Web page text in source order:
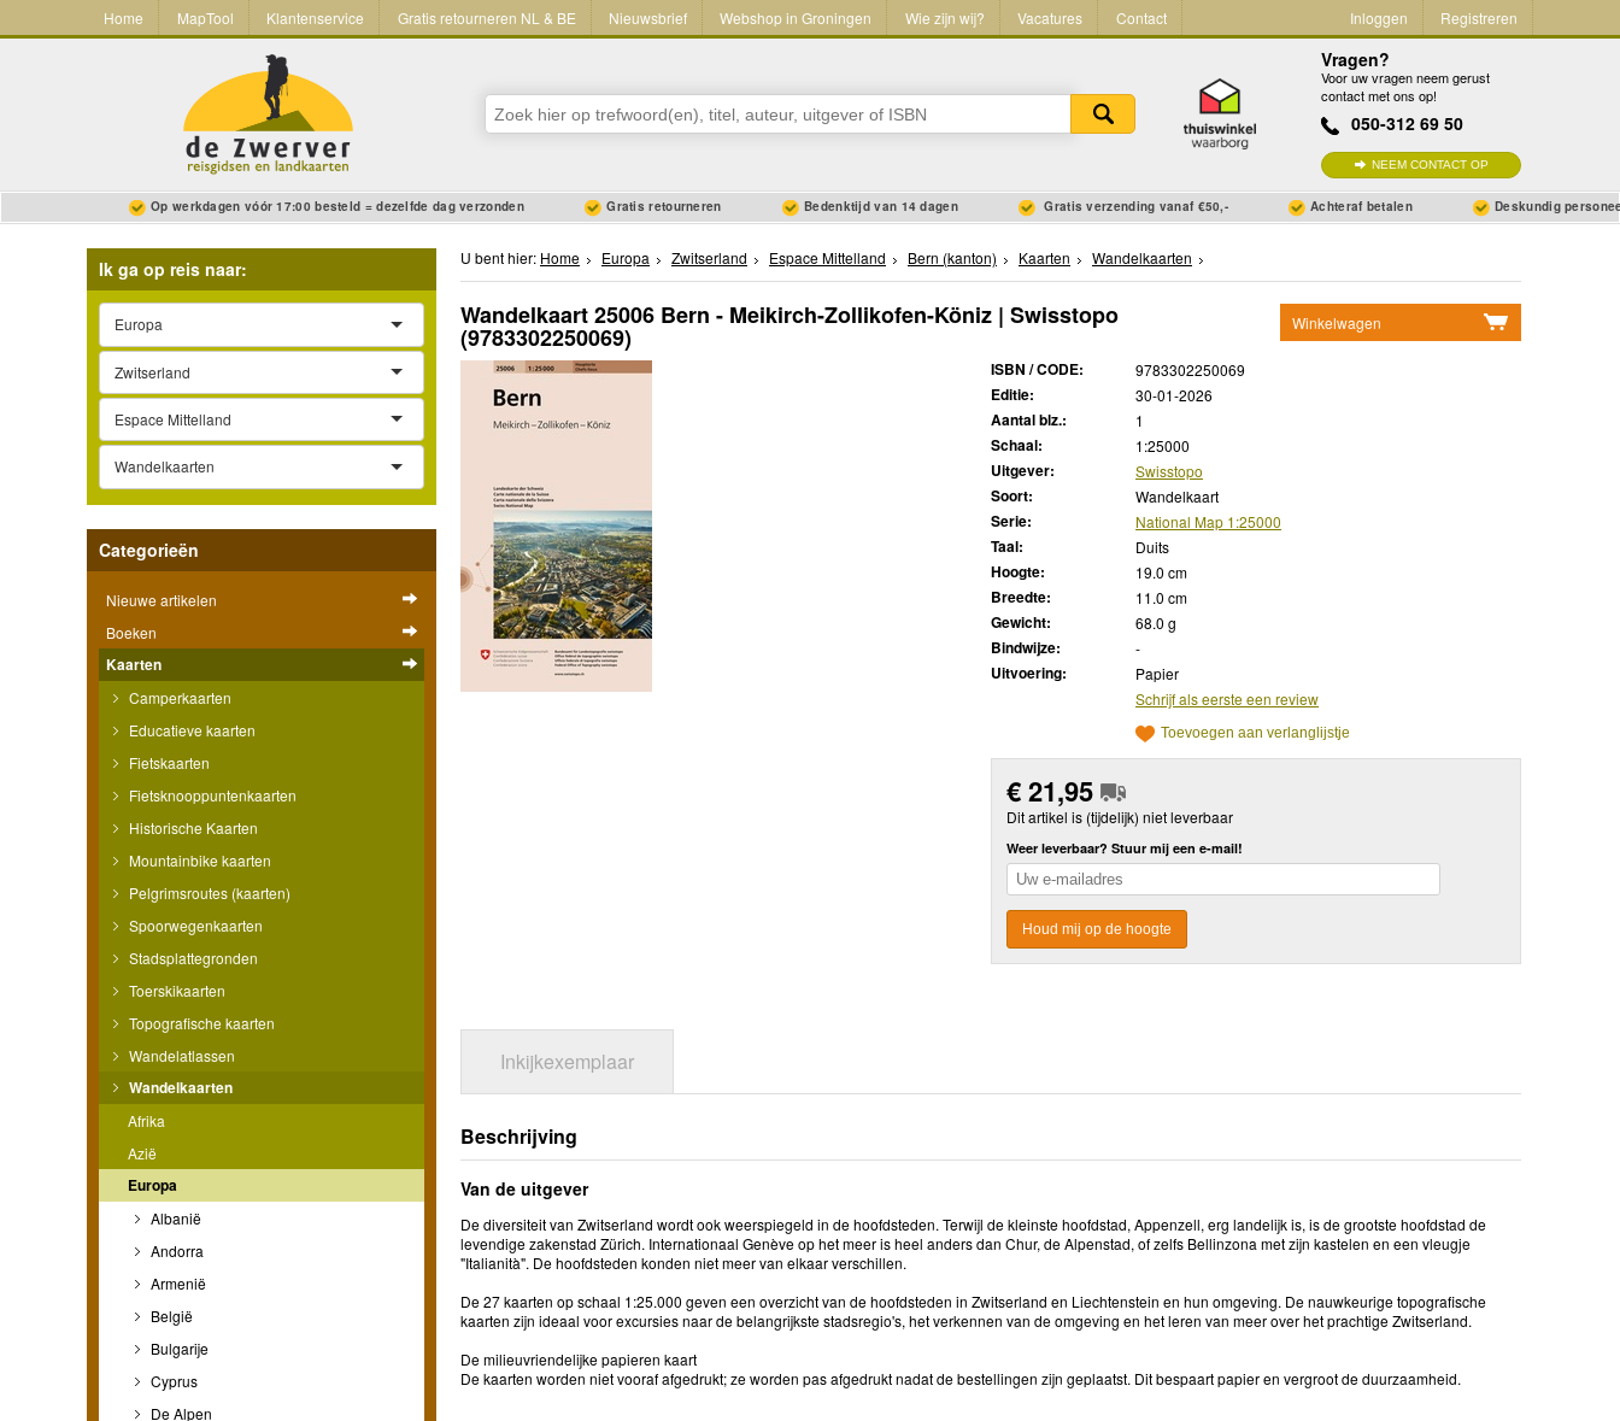
Home MapTool Klantenservice Gratis retourneren NL & BE Nieuwsbrief Webshop in Groningen Wie zijn wij? Vacatures Contact Inloggen Registreren
Vragen?
Voor uw vragen neem gerust
contact met ons op!
050-312 69 50
NEEM CONTACT OP
Op werkdagen vóór 17:00 besteld = dezelfde dag verzonden Gratis retourneren Bedenktijd van 14 dagen Gratis verzending vanaf €50,- Achteraf betalen Deskundig
Ik ga op reis naar:
Europa
Zwitserland
Espace Mittelland
Wandelkaarten
Categorieën
Nieuwe artikelen
Boeken
Kaarten
Camperkaarten
Educatieve kaarten
Fietskaarten
Fietsknooppuntenkaarten
Historische Kaarten
Mountainbike kaarten
Pelgrimsroutes (kaarten)
Spoorwegenkaarten
Stadsplattegronden
Toerskikaarten
Topografische kaarten
Wandelatlassen
Wandelkaarten
Afrika
Azië
Europa
Albanië
Andorra
Armenië
België
Bulgarije
Cyprus
De Alpen
U bent hier: Home Europa Zwitserland Espace Mittelland Bern (kanton) Kaarten Wandelkaarten
Winkelwagen
Wandelkaart 25006 Bern - Meikirch-Zollikofen-Köniz | Swisstopo
(9783302250069)
ISBN / CODE: 9783302250069
Editie: 30-01-2026
Aantal blz.: 1
Schaal: 1:25000
Uitgever: Swisstopo
Soort: Wandelkaart
Serie: National Map 1:25000
Taal: Duits
Hoogte: 19.0 cm
Breedte: 11.0 cm
Gewicht: 68.0 g
Bindwijze: -
Uitvoering:
Papier
Schrijf als eerste een review
Toevoegen aan verlanglijstje
€21,95
Dit artikel is (tijdelijk) niet leverbaar
Weer leverbaar? Stuur mij een e-mail!
Houd mij op de hoogte
Inkijkexemplaar
Beschrijving
Van de uitgever
De diversiteit van Zwitserland wordt ook weerspiegeld in de hoofdsteden. Terwijl de kleinste hoofdstad, Appenzell, erg landelijk is, is de grootste hoofdstad de
levendige zakenstad Zürich. Internationaal Genève op het meer is heel anders dan Chur, de Alpenstad, of zelfs Bellinzona met zijn kastelen en een vleugje
"Italianità". De hoofdsteden konden niet meer van elkaar verschillen.
De 27 kaarten op schaal 1:25.000 geven een overzicht van de hoofdsteden in Zwitserland en Liechtenstein en hun omgeving. De nauwkeurige topografische
kaarten zijn ideaal voor excursies naar de belangrijkste stadsregio's, het verkennen van de omgeving en het leren van meer over het prachtige Zwitserland.
De milieuvriendelijke papieren kaart
De kaarten worden niet vooraf afgedrukt; ze worden pas afgedrukt nadat de bestellingen zijn geplaatst. Dit bespaart papier en vergroot de duurzaamheid.